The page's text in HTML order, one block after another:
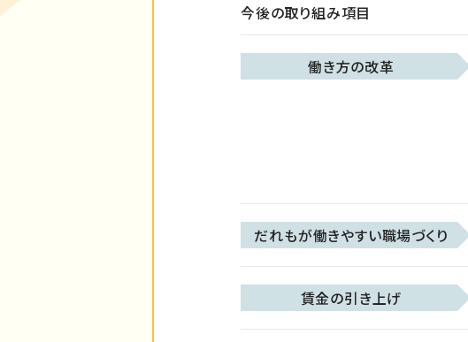
今後の取り組み項目
働き方の改革
だれもが働きやすい職場づくり
賃金の引き上げ